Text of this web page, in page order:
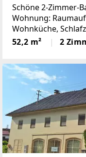
Schöne 2-Zimmer-
Wohnung:
Wohnküche,
möbliertKellerabteil
Wunsch Möbel
52,2 m² 2